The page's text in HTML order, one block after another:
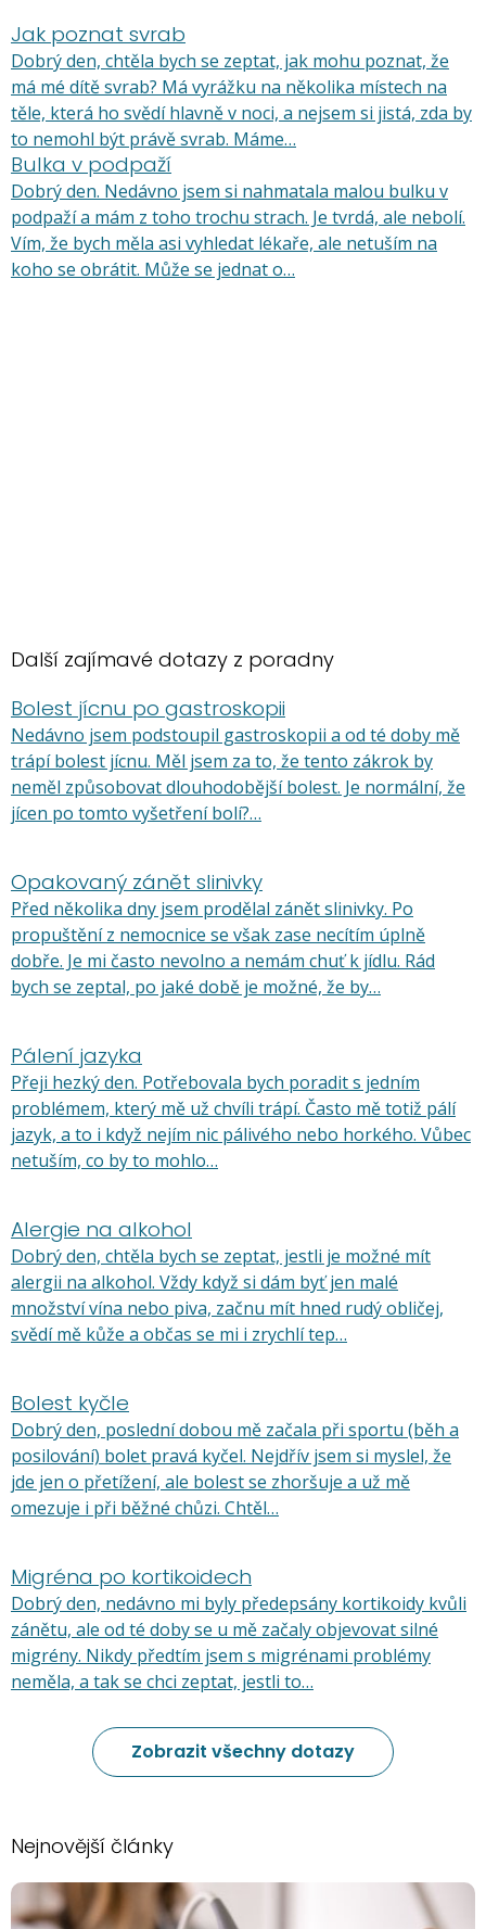
Jak poznat svrab
Dobrý den, chtěla bych se zeptat, jak mohu poznat, že
má mé dítě svrab? Má vyrážku na několika místech na
těle, která ho svědí hlavně v noci, a nejsem si jistá, zda by
to nemohl být právě svrab. Máme…
Bulka v podpaží
Dobrý den. Nedávno jsem si nahmatala malou bulku v
podpaží a mám z toho trochu strach. Je tvrdá, ale nebolí.
Vím, že bych měla asi vyhledat lékaře, ale netuším na
koho se obrátit. Může se jednat o…
Další zajímavé dotazy z poradny
Bolest jícnu po gastroskopii
Nedávno jsem podstoupil gastroskopii a od té doby mě
trápí bolest jícnu. Měl jsem za to, že tento zákrok by
neměl způsobovat dlouhodobější bolest. Je normální, že
jícen po tomto vyšetření bolí?…
Opakovaný zánět slinivky
Před několika dny jsem prodělal zánět slinivky. Po
propuštění z nemocnice se však zase necítím úplně
dobře. Je mi často nevolno a nemám chuť k jídlu. Rád
bych se zeptal, po jaké době je možné, že by…
Pálení jazyka
Přeji hezký den. Potřebovala bych poradit s jedním
problémem, který mě už chvíli trápí. Často mě totiž pálí
jazyk, a to i když nejím nic pálivého nebo horkého. Vůbec
netuším, co by to mohlo…
Alergie na alkohol
Dobrý den, chtěla bych se zeptat, jestli je možné mít
alergii na alkohol. Vždy když si dám byť jen malé
množství vína nebo piva, začnu mít hned rudý obličej,
svědí mě kůže a občas se mi i zrychlí tep…
Bolest kyčle
Dobrý den, poslední dobou mě začala při sportu (běh a
posilování) bolet pravá kyčel. Nejdřív jsem si myslel, že
jde jen o přetížení, ale bolest se zhoršuje a už mě
omezuje i při běžné chůzi. Chtěl…
Migréna po kortikoidech
Dobrý den, nedávno mi byly předepsány kortikoidy kvůli
zánětu, ale od té doby se u mě začaly objevovat silné
migrény. Nikdy předtím jsem s migrénami problémy
neměla, a tak se chci zeptat, jestli to…
Zobrazit všechny dotazy
Nejnovější články